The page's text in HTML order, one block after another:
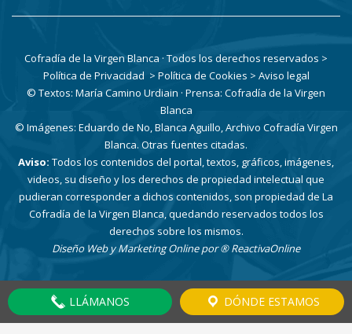
Cofradía de la Virgen Blanca · Todos los derechos reservados >
Política de Privacidad > Política de Cookies > Aviso legal
© Textos: María Camino Urdiain · Prensa: Cofradía de la Virgen
Blanca
© Imágenes: Eduardo de No, Blanca Aguillo, Archivo Cofradía Virgen
Blanca. Otras fuentes citadas.
Aviso: Todos los contenidos del portal, textos, gráficos, imágenes,
videos, su diseño y los derechos de propiedad intelectual que
pudieran corresponder a dichos contenidos, son propiedad de La
Cofradía de la Virgen Blanca, quedando reservados todos los
derechos sobre los mismos.
Diseño Web y Marketing Online por® ReactivaOnline
LLÁMANOS DÓNDE ESTAMOS